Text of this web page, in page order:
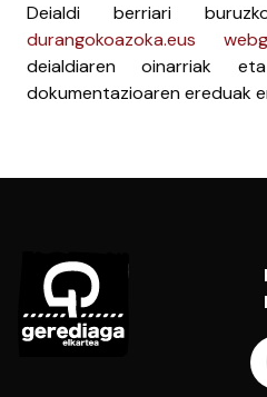
Deialdi berriari
durangokoazoka.eus
deialdiaren oinarriak
dokumentazioaren ereduak